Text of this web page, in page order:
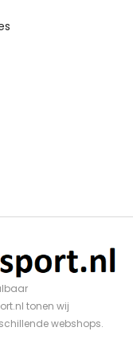
tonen wij
webshops.